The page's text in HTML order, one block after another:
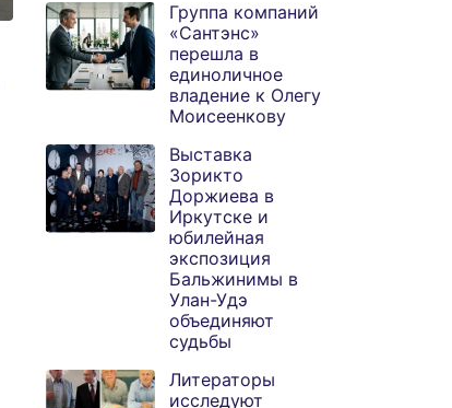
Группа компаний
«Сантэнс» перешла
в единоличное
владение к Олегу
Моисеенкову
Доржиева в
Иркутске и
юбилейная
Улан-Удэ
Группа компаний
«Сантэнс»
перешла в
единоличное
владение к Олегу
Моисеенкову
Выставка
Зорикто
Доржиева в
Иркутске и
юбилейная
экспозиция
Бальжинимы в
Улан-Удэ
объединяют
судьбы
Литераторы
исследуют